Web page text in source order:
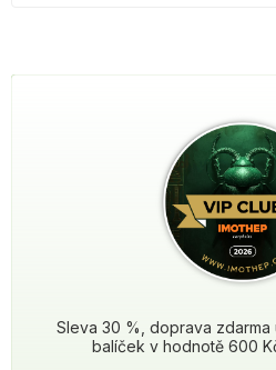
Sleva 30 %, doprava
balíček v hodnotě 600